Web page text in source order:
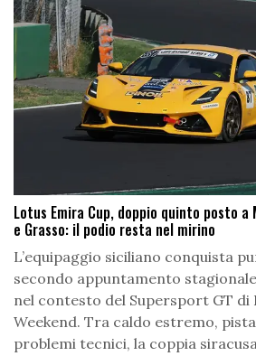
Lotus Emira Cup, doppio quinto posto a
e Grasso: il podio resta nel mirino
L’equipaggio siciliano conquista
secondo appuntamento
nel contesto del Supersport GT di
Weekend. Tra caldo estremo,
problemi tecnici, la coppia